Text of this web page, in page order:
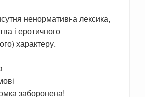
ненормативна лексика,
і еротичного
) характеру.
заборонена!